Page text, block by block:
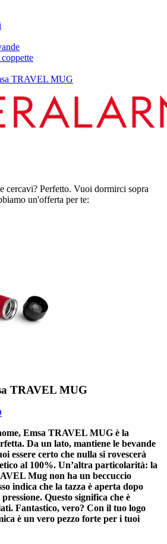
TRAVEL MUG
cercavi? Perfetto. Vuoi dormirci sopra
un'offerta per te:
TRAVEL MUG
Emsa TRAVEL MUG è la
Da un lato, mantiene le bevande
essere certo che nulla si rovescerà
al 100%. Un’altra particolarità: la
Mug non ha un beccuccio
indica che la tazza è aperta dopo
Questo significa che è
Fantastico, vero? Con il tuo logo
è un vero pezzo forte per i tuoi